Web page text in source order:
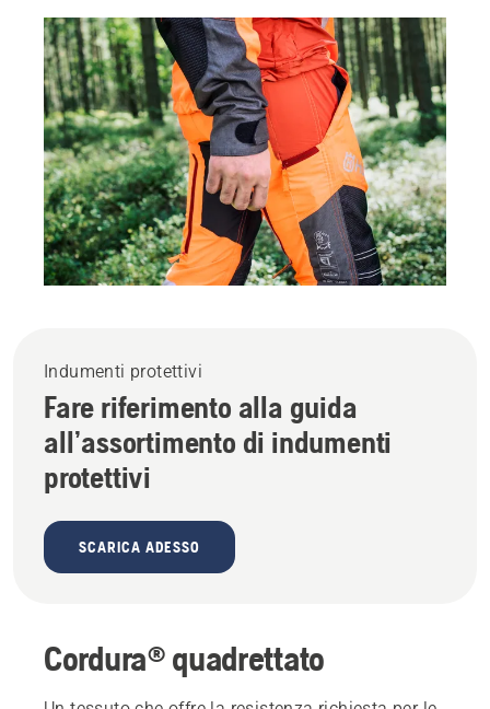
Indumenti protettivi
Fare riferimento alla guida
all’assortimento di indumenti
protettivi
SCARICA ADESSO
Cordura® quadrettato